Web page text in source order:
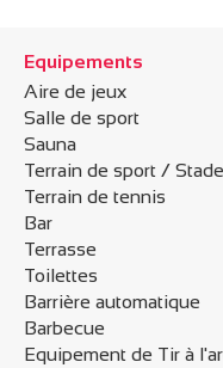
Equipements
Aire de jeux
Salle de sport
Sauna
Terrain de sport / Stade
Terrain de tennis
Bar
Terrasse
Toilettes
Barrière automatique
Barbecue
Equipement de Tir à